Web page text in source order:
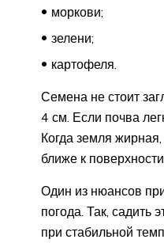
моркови;
зелени;
картофеля.
Семена не стоит
4 см. Если почва
Когда земля
ближе к поверхности.
Один из нюансов
погода. Так, садить
при стабильной